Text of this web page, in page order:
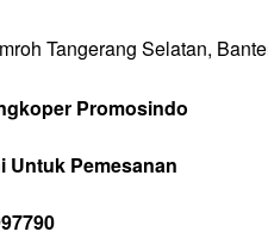
Promosindo
Untuk Pemesanan